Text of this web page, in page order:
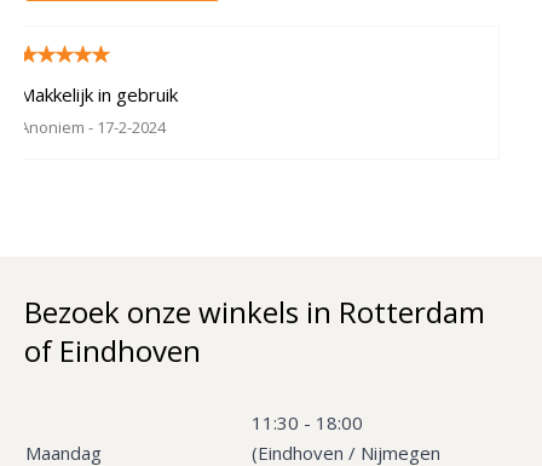
Makkelijk in gebruik
Anoniem - 17-2-2024
Bezoek onze winkels in Rotterdam
of Eindhoven
Maandag
11:30 - 18:00
(Eindhoven / Nijmegen